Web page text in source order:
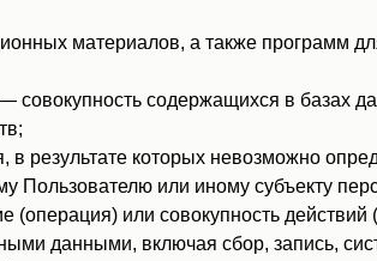
материалов, а также программ
содержащихся в базах
результате которых невозможно
Пользователю или иному субъекту
или совокупность
данными, включая сбор, запись,